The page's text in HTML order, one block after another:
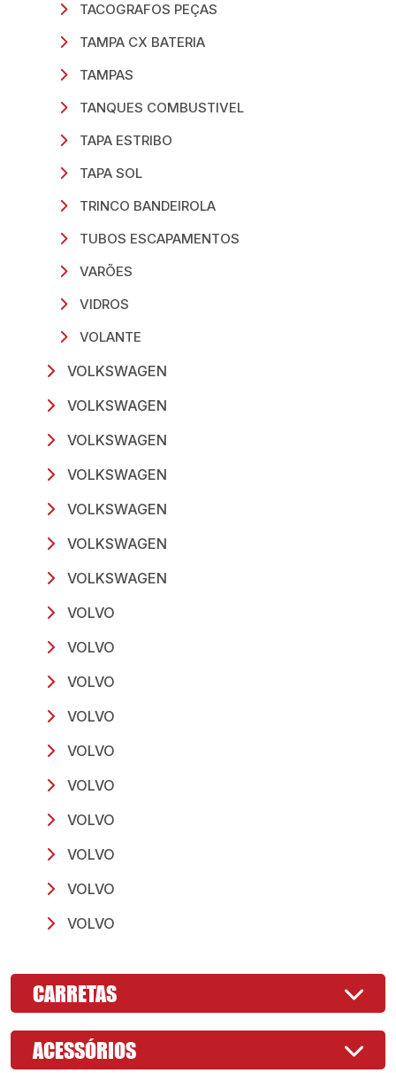
TACOGRAFOS PEÇAS
TAMPA CX BATERIA
TAMPAS
TANQUES COMBUSTIVEL
TAPA ESTRIBO
TAPA SOL
TRINCO BANDEIROLA
TUBOS ESCAPAMENTOS
VARÕES
VIDROS
VOLANTE
VOLKSWAGEN
VOLKSWAGEN
VOLKSWAGEN
VOLKSWAGEN
VOLKSWAGEN
VOLKSWAGEN
VOLKSWAGEN
VOLVO
VOLVO
VOLVO
VOLVO
VOLVO
VOLVO
VOLVO
VOLVO
VOLVO
VOLVO
CARRETAS
ACESSÓRIOS